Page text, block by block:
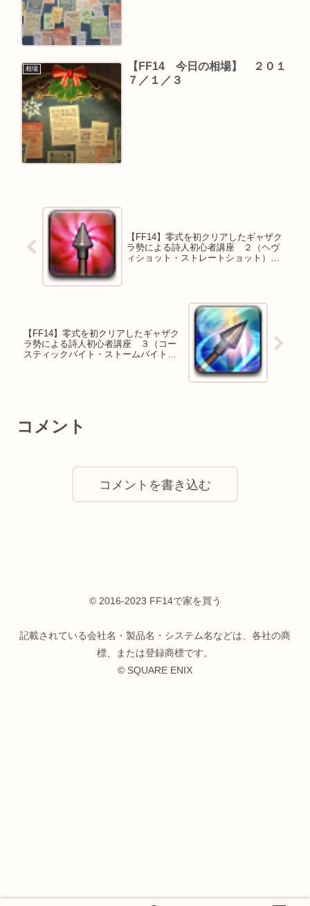
相場
【FF14 今日の相場】 ２０１
７／１／３
【FF14】零式を初クリアしたギャザク
ラ勢による詩人初心者講座 ２（ヘヴ
ィショット・ストレートショット）
【FF14】零式を初クリアしたギャザク
ラ勢による詩人初心者講座 ３（コー
スティックバイト・ストームバイト）
コメント
コメントを書き込む
© 2016-2023 FF14で家を買う
記載されている会社名・製品名・システム名などは、各社の商
標、または登録商標です。
© SQUARE ENIX